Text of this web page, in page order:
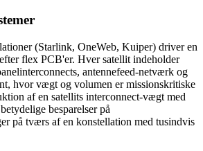
(Starlink, OneWeb, Kuiper) driver en
flex PCB'er. Hver satellit indeholder
antennefeed-netværk og
hvor vægt og volumen er missionskritiske
af en satellits interconnect-vægt med
besparelser på
på tværs af en konstellation med tusindvis